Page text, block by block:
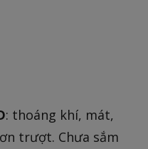
: thoáng khí, mát,
trượt. Chưa sắm